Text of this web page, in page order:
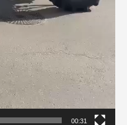
00:31